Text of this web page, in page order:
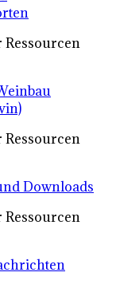
Downloads